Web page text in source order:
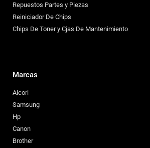
Repuestos Partes y Piezas
Reiniciador De Chips
Chips De Toner y Cjas De Mantenimiento
Marcas
Alcori
Samsung
Hp
Canon
Brother